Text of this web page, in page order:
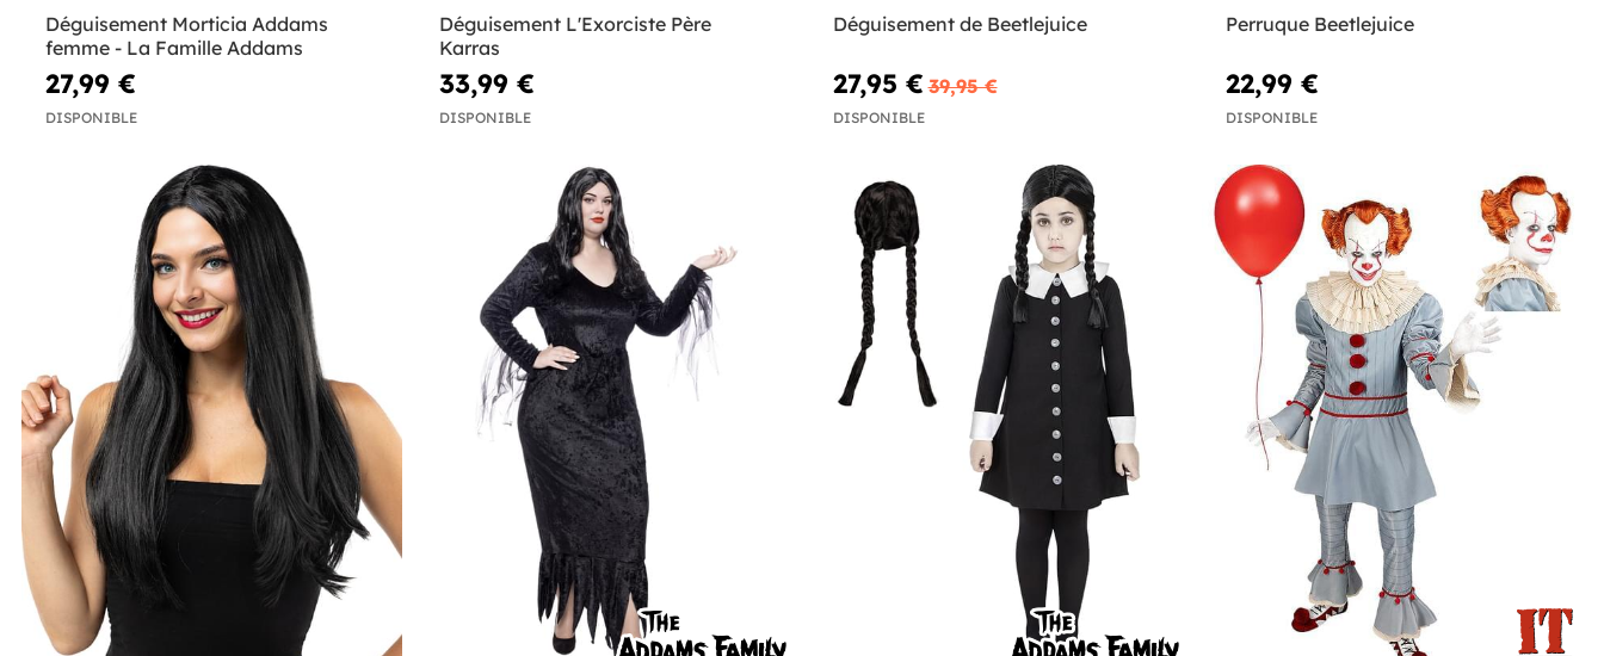
Déguisement Morticia Addams
femme - La Famille Addams
27,99 €
DISPONIBLE
Déguisement L'Exorciste Père
Karras
33,99 €
DISPONIBLE
Déguisement de Beetlejuice
27,95 € 39,95 €
DISPONIBLE
Perruque Beetlejuice
22,99 €
DISPONIBLE